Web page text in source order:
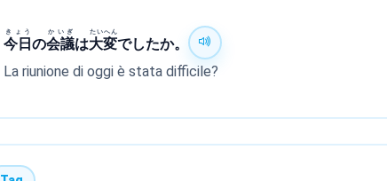
今日
きょう
の会議
かいぎ
は大変
たいへん
でしたか。
La riunione di oggi è stata difficile?